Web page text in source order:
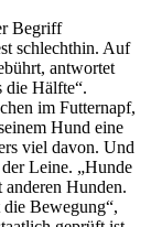
Begriff
schlechthin. Auf
antwortet
die Hälfte“.
im Futternapf,
Hund eine
viel davon. Und
Leine. „Hunde
Hunden.
Bewegung“,